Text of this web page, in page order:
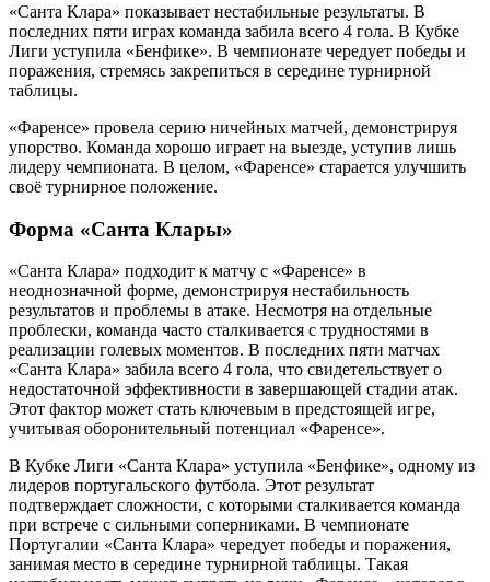
«Санта Клара» показывает нестабильные результаты. В
последних пяти играх команда забила всего 4 гола. В Кубке
Лиги уступила «Бенфике». В чемпионате чередует победы и
поражения, стремясь закрепиться в середине турнирной
таблицы.
«Фаренсе» провела серию ничейных матчей, демонстрируя
упорство. Команда хорошо играет на выезде, уступив лишь
лидеру чемпионата. В целом, «Фаренсе» старается улучшить
своё турнирное положение.
Форма «Санта Клары»
«Санта Клара» подходит к матчу с «Фаренсе» в
неоднозначной форме, демонстрируя нестабильность
результатов и проблемы в атаке. Несмотря на отдельные
проблески, команда часто сталкивается с трудностями в
реализации голевых моментов. В последних пяти матчах
«Санта Клара» забила всего 4 гола, что свидетельствует о
недостаточной эффективности в завершающей стадии атак.
Этот фактор может стать ключевым в предстоящей игре,
учитывая оборонительный потенциал «Фаренсе».
В Кубке Лиги «Санта Клара» уступила «Бенфике», одному из
лидеров португальского футбола. Этот результат
подтверждает сложности, с которыми сталкивается команда
при встрече с сильными соперниками. В чемпионате
Португалии «Санта Клара» чередует победы и поражения,
занимая место в середине турнирной таблицы. Такая